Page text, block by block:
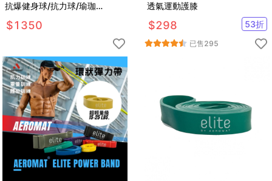
抗爆健身球/抗力球/瑜珈
球-55cm
$1350
透氣運動護膝
$298 53折
已售295